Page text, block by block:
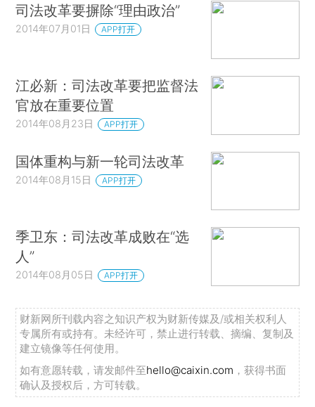
司法改革要摒除“理由政治”
2014年07月01日 APP打开
江必新：司法改革要把监督法
官放在重要位置
2014年08月23日 APP打开
国体重构与新一轮司法改革
2014年08月15日 APP打开
季卫东：司法改革成败在“选
人”
2014年08月05日 APP打开
财新网所刊载内容之知识产权为财新传媒及/或相关权利人
专属所有或持有。未经许可，禁止进行转载、摘编、复制及
建立镜像等任何使用。
如有意愿转载，请发邮件至hello@caixin.com ，获得书面
确认及授权后，方可转载。